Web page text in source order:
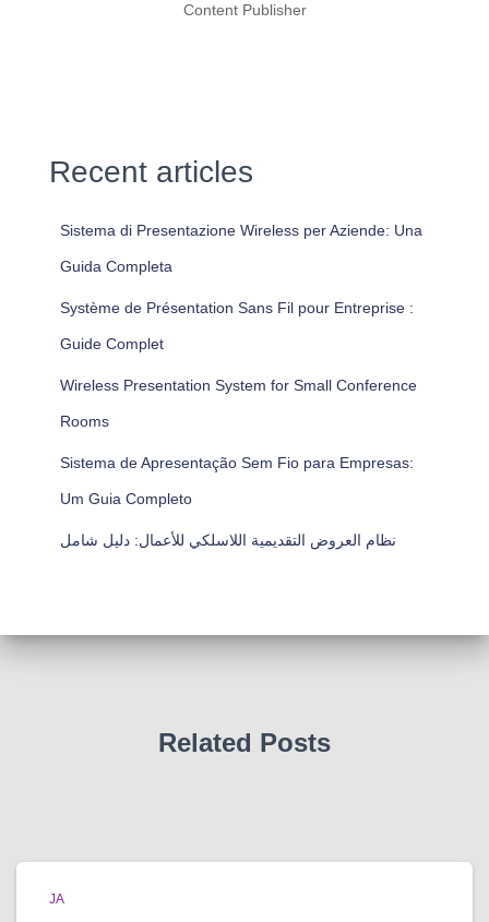
Content Publisher
Recent articles
Sistema di Presentazione Wireless per Aziende: Una
Guida Completa
Système de Présentation Sans Fil pour Entreprise :
Guide Complet
Wireless Presentation System for Small Conference
Rooms
Sistema de Apresentação Sem Fio para Empresas:
Um Guia Completo
نظام العروض التقديمية اللاسلكي للأعمال: دليل شامل
Related Posts
JA